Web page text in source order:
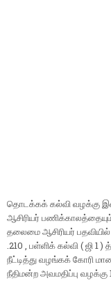
தொடக்கக் கல்வி வழக்கு
ஆசிரியர்
தலைமை ஆசிரியர்
.210 , பள்ளிக் கல்வி ( ஜி 1
நீட்டித்து வழங்கக் கோரி
நீதிமன்ற அவமதிப்பு வழக்கு